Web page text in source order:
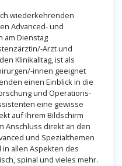
wiederkehrenden
Advanced- und
am Dienstag
Arzt und
Klinikalltag, ist als
innen geeignet
einen Einblick in die
und Operations-
eine gewisse
auf Ihrem Bildschirm
Anschluss direkt an den
und Spezialthemen
allen Aspekten des
spinal und vieles mehr.